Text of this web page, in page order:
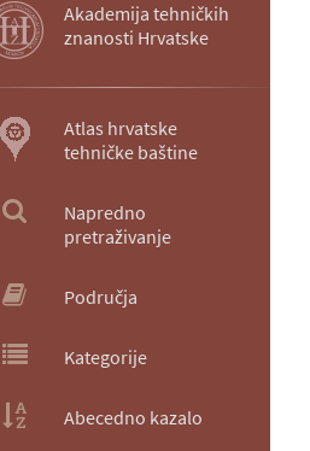
Akademija tehničkih
znanosti Hrvatske
Atlas hrvatske
tehničke baštine
Napredno
pretraživanje
Područja
Kategorije
Abecedno kazalo